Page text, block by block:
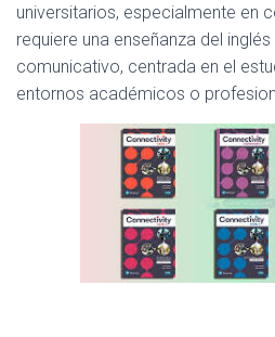
universitarios, especialmente en
requiere una enseñanza del
comunicativo, centrada en el
entornos académicos o